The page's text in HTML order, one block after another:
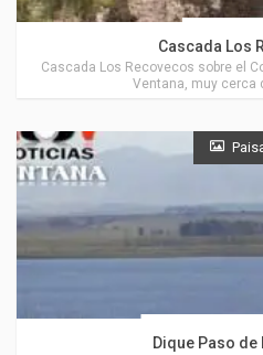
Cascada Los
Cascada Los Recovecos sobre el
Ventana, muy cerca
Dique Paso